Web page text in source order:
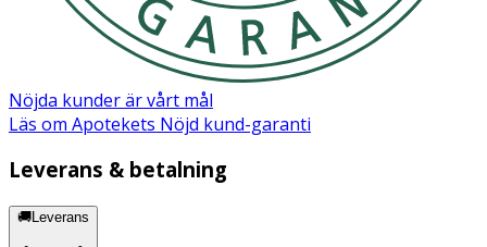
Nöjda kunder är vårt mål
Läs om Apotekets Nöjd kund-garanti
Leverans & betalning
🚚Leverans